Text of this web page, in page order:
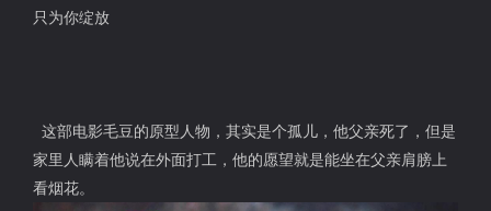
只为你绽放
这部电影毛豆的原型人物，其实是个孤儿，他父亲死了，但是
家里人瞒着他说在外面打工，他的愿望就是能坐在父亲肩膀上
看烟花。